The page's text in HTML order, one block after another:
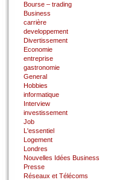
Bourse – trading
Business
carrière
developpement
Divertissement
Economie
entreprise
gastronomie
General
Hobbies
informatique
Interview
investissement
Job
L'essentiel
Logement
Londres
Nouvelles Idées Business
Presse
Réseaux et Télécoms